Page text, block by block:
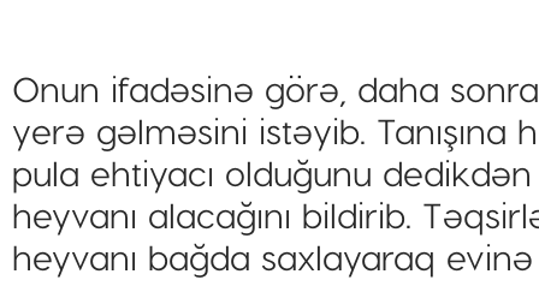
Onun ifadəsinə görə, daha
yerə gəlməsini istəyib. Tanışına
pula ehtiyacı olduğunu
heyvanı alacağını bildirib.
heyvanı bağda saxlayaraq